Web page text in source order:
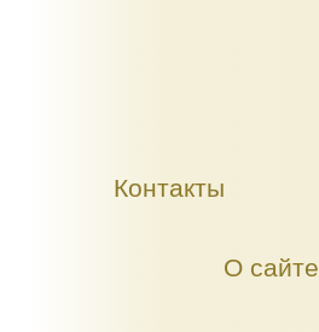
Контакты
О сайте